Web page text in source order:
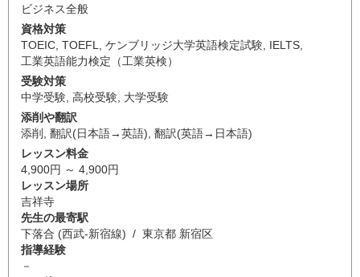
ビジネス全般
資格対策
TOEIC TOEFL ケンブリッジ大学英語検定試験 IELTS
工業英語能力検定（工業英検）
受験対策
中学受験 高校受験 大学受験
添削や翻訳
添削
翻訳(日本語→英語) 翻訳(英語→日本語)
レッスン料金
4,900円 ～ 4,900円
レッスン場所
吉祥寺
先生の最寄駅
下落合 (西武-新宿線) / 東京都 新宿区
指導経験
－